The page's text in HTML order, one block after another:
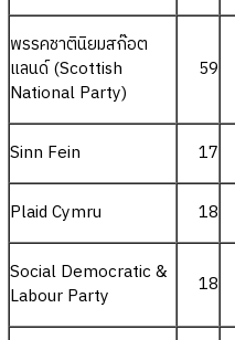
พรรคชาตินิยมสก๊อต
แลนด์ (Scottish
National Party)
59
Sinn Fein 17
Plaid Cymru 18
Social Democratic &
Labour Party
18